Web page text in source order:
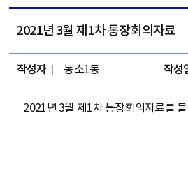
2021년 3월 제1차 통장회의자료
작성자 농소1동 작성
2021년 3월 제1차 통장회의자료를